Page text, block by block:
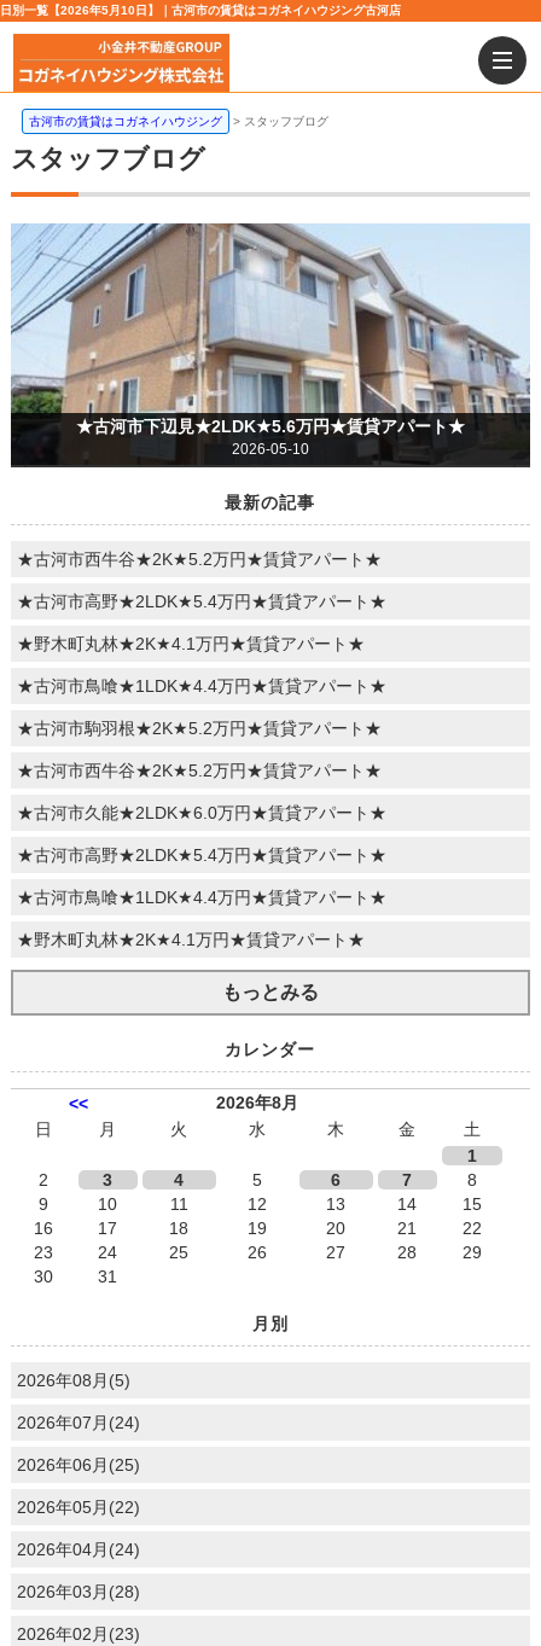
日別一覧【2026年5月10日】｜古河市の賃貸はコガネイハウジング古河店
古河市の賃貸はコガネイハウジング スタッフブログ
スタッフブログ
★古河市下辺見★2LDK★5.6万円★賃貸アパート★
2026-05-10
最新の記事
★古河市西牛谷★2K★5.2万円★賃貸アパート★
★古河市高野★2LDK★5.4万円★賃貸アパート★
★野木町丸林★2K★4.1万円★賃貸アパート★
★古河市鳥喰★1LDK★4.4万円★賃貸アパート★
★古河市駒羽根★2K★5.2万円★賃貸アパート★
★古河市西牛谷★2K★5.2万円★賃貸アパート★
★古河市久能★2LDK★6.0万円★賃貸アパート★
★古河市高野★2LDK★5.4万円★賃貸アパート★
★古河市鳥喰★1LDK★4.4万円★賃貸アパート★
★野木町丸林★2K★4.1万円★賃貸アパート★
もっとみる
カレンダー
<<
2026年8月
日
月 火 水 木 金
土
1
2
3 4 5 6 7
8
9
10 11 12 13 14
15
16
17 18 19 20 21
22
23
24 25 26 27 28
29
30
31
月別
2026年08月(5)
2026年07月(24)
2026年06月(25)
2026年05月(22)
2026年04月(24)
2026年03月(28)
2026年02月(23)